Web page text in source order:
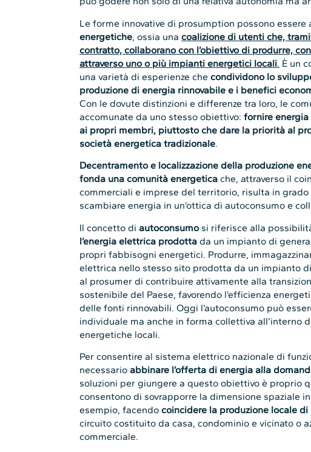
Le forme innovative di prosumption possono
energetiche, ossia unacoalizione di utenti che,
contratto, collaborano con l’obiettivo di produrre,
attraverso uno o più impianti energetici locali. È un
una varietà di esperienze checondividono lo
produzione di energia rinnovabile e i benefici
Con le dovute distinzioni e differenze tra loro, le
accomunate da uno stesso obiettivo:fornire energia
ai propri membri, piuttosto che dare la priorità al
società energetica tradizionale.
Decentramento e localizzazione della produzione
fonda una comunità energetica che, attraverso il
commerciali e imprese del territorio, risulta in grado
scambiare energia in un’ottica di autoconsumo e
Il concetto diautoconsumosi riferisce alla
l’energia elettrica prodotta da un impianto di
propri fabbisogni energetici. Produrre,
elettrica nello stesso sito prodotta da un impianto
al prosumer di contribuire attivamente alla
sostenibile del Paese, favorendo l’efficienza
delle fonti rinnovabili. Oggi l’autoconsumo può
individuale ma anche in forma collettiva all’interno
energetiche locali.
Per consentire al sistema elettrico nazionale di
necessario abbinare l’offerta di energia alla
soluzioni per giungere a questo obiettivo è proprio
consentono di sovrapporre la dimensione spaziale
esempio, facendo coincidere la produzione locale
circuito costituito da casa, condominio e vicinato o
commerciale.